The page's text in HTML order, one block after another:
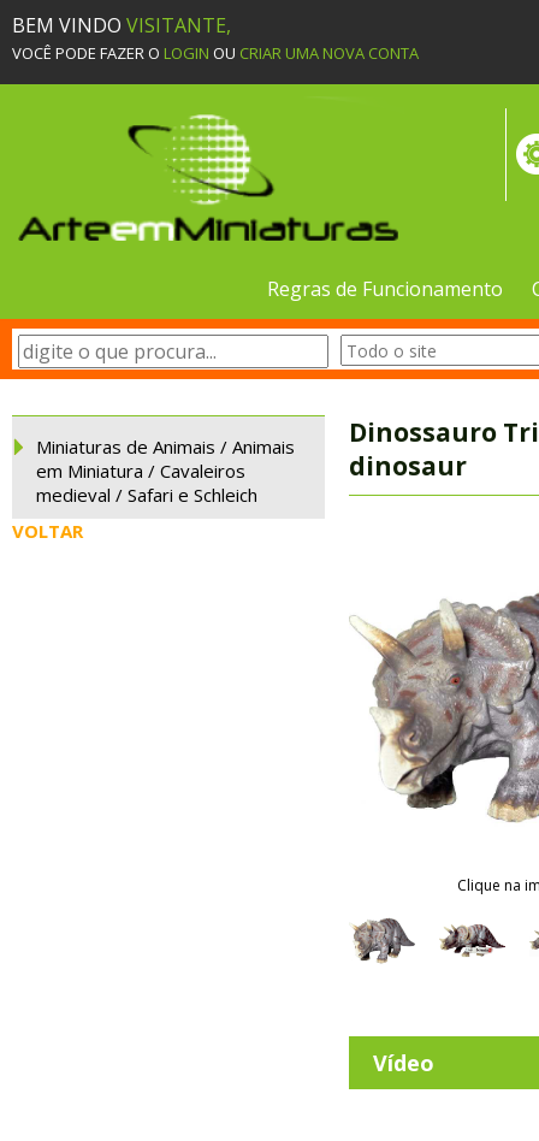
BEM VINDO VISITANTE,
VOCÊ PODE FAZER O LOGIN OU CRIAR UMA NOVA CONTA
Regras de Funcionamento
Miniaturas de Animais / Animais
em Miniatura / Cavaleiros
medieval / Safari e Schleich
VOLTAR
Dinossauro
dinosaur
Clique na
Vídeo